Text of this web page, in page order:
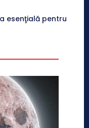
esenţială pentru